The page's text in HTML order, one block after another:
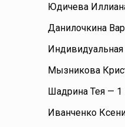
Юдичева
Данилочкина
Мызникова
Шадрина Тея — 1
Иванченко